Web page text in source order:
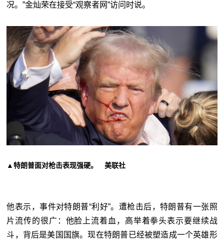
况。”金灿荣在接受“观察者网”访问时说。
▲特朗普面对枪击表现强硬。 美联社
他表示，事件对特朗普“利好”。遭枪击后，特朗普有一张照
片流传的很广：他脸上流着血，高举着拳头表示要继续战
斗，背后是美国国旗。现在特朗普已经被塑造成一个英雄形